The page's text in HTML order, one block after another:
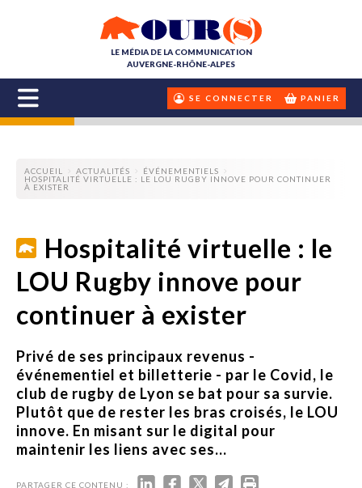
LE MÉDIA DE LA COMMUNICATION
AUVERGNE-RHÔNE-ALPES
SE CONNECTER PANIER
ACCUEIL ACTUALITÉS
ÉVÉNEMENTIELS
HOSPITALITÉ VIRTUELLE : LE LOU RUGBY INNOVE POUR CONTINUER
À EXISTER
Hospitalité virtuelle : le
LOU Rugby innove pour
continuer à exister
Privé de ses principaux revenus -
événementiel et billetterie - par le Covid, le
club de rugby de Lyon se bat pour sa survie.
Plutôt que de rester les bras croisés, le LOU
innove. En misant sur le digital pour
maintenir les liens avec ses...
PARTAGER CE CONTENU :